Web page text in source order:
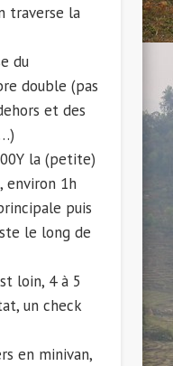
traverse la
du
double (pas
et des
la (petite)
environ 1h
puis
le long de
loin, 4 à 5
un check
en minivan,